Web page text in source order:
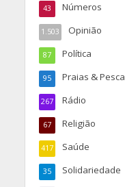
Números
43
Opinião
1.503
Política
87
Praias & Pesca
95
Rádio
267
Religião
67
Saúde
417
Solidariedade
35